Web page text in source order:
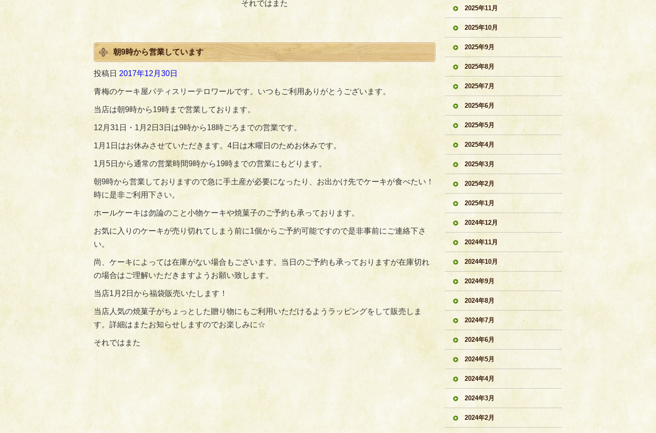
それではまた
朝9時から営業しています
投稿日 2017年12月30日
青梅のケーキ屋パティスリーテロワールです。いつもご利用ありがとうございます。
当店は朝9時から19時まで営業しております。
12月31日・1月2日3日は9時から18時ごろまでの営業です。
1月1日はお休みさせていただきます。4日は木曜日のためお休みです。
1月5日から通常の営業時間9時から19時までの営業にもどります。
朝9時から営業しておりますので急に手土産が必要になったり、お出かけ先でケーキが食べたい！
時に是非ご利用下さい。
ホールケーキは勿論のこと小物ケーキや焼菓子のご予約も承っております。
お気に入りのケーキが売り切れてしまう前に1個からご予約可能ですので是非事前にご連絡下さ
い。
尚、ケーキによっては在庫がない場合もございます。当日のご予約も承っておりますが在庫切れ
の場合はご理解いただきますようお願い致します。
当店1月2日から福袋販売いたします！
当店人気の焼菓子がちょっとした贈り物にもご利用いただけるようラッピングをして販売しま
す。詳細はまたお知らせしますのでお楽しみに☆
それではまた
2025年11月
2025年10月
2025年9月
2025年8月
2025年7月
2025年6月
2025年5月
2025年4月
2025年3月
2025年2月
2025年1月
2024年12月
2024年11月
2024年10月
2024年9月
2024年8月
2024年7月
2024年6月
2024年5月
2024年4月
2024年3月
2024年2月